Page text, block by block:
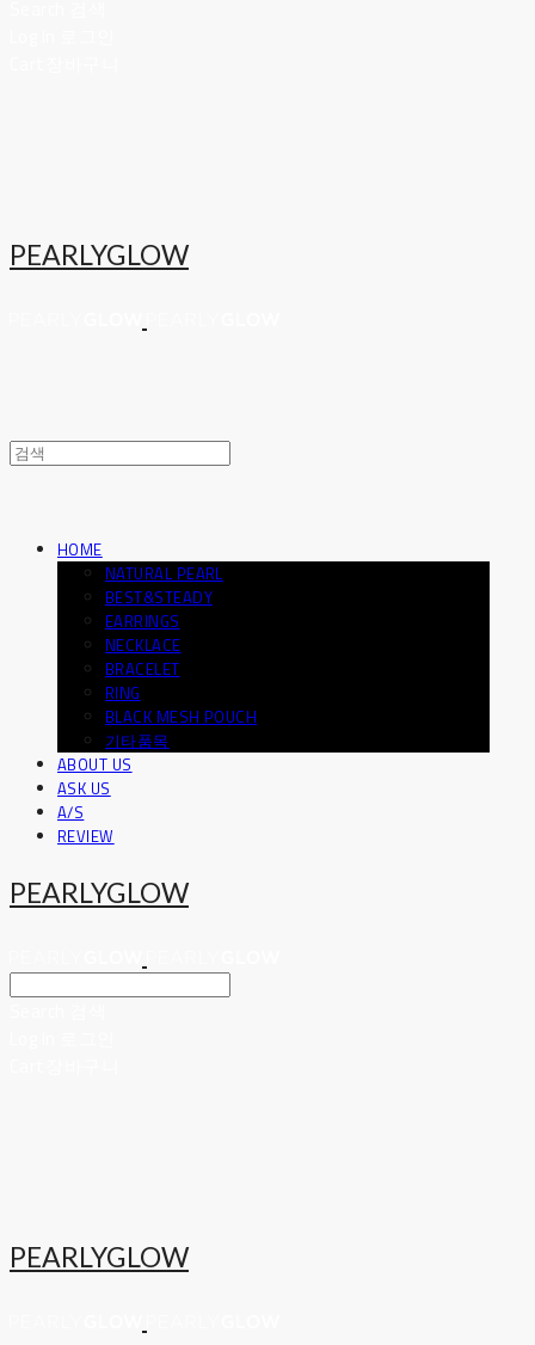
PEARLYGLOW
HOME
NATURAL PEARL
BEST&STEADY
EARRINGS
NECKLACE
BRACELET
RING
BLACK MESH POUCH
기타품목
ABOUT US
ASK US
A/S
REVIEW
PEARLYGLOW
PEARLYGLOW